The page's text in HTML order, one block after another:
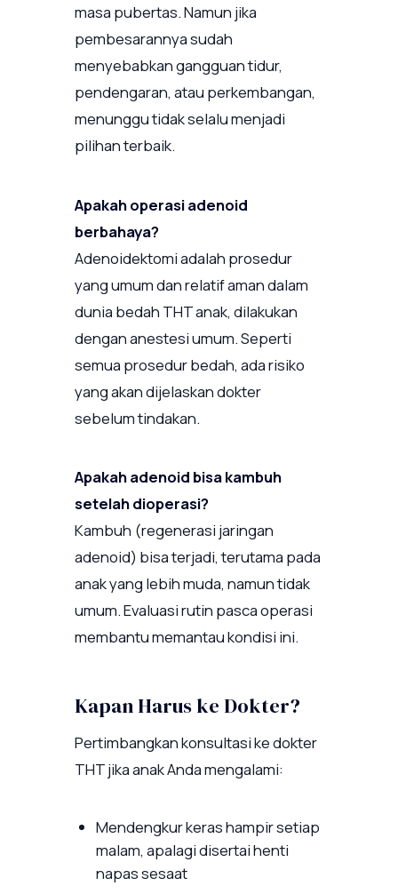
masa pubertas. Namun jika
pembesarannya sudah
menyebabkan gangguan tidur,
pendengaran, atau perkembangan,
menunggu tidak selalu menjadi
pilihan terbaik.
Apakah operasi adenoid
berbahaya?
Adenoidektomi adalah prosedur
yang umum dan relatif aman dalam
dunia bedah THT anak, dilakukan
dengan anestesi umum. Seperti
semua prosedur bedah, ada risiko
yang akan dijelaskan dokter
sebelum tindakan.
Apakah adenoid bisa kambuh
setelah dioperasi?
Kambuh (regenerasi jaringan
adenoid) bisa terjadi, terutama pada
anak yang lebih muda, namun tidak
umum. Evaluasi rutin pasca operasi
membantu memantau kondisi ini.
Kapan Harus ke Dokter?
Pertimbangkan konsultasi ke dokter
THT jika anak Anda mengalami:
Mendengkur keras hampir setiap
malam, apalagi disertai henti
napas sesaat